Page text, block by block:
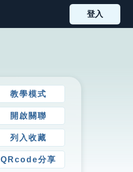
登入
教學模式
開啟關聯
列入收藏
QRcode分享